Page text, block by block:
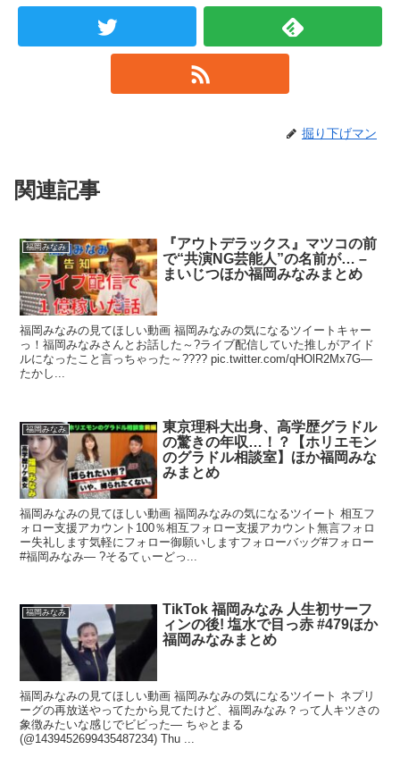
掘り下げマン
関連記事
福岡みなみ
『アウトデラックス』マツコの前
で“共演NG芸能人”の名前が… –
まいじつほか福岡みなみまとめ
福岡みなみの見てほしい動画 福岡みなみの気になるツイートキャー
っ！福岡みなみさんとお話した～?ライブ配信していた推しがアイド
ルになったこと言っちゃった～???? pic.twitter.com/qHOlR2Mx7G—
たかし...
福岡みなみ
東京理科大出身、高学歴グラドル
の驚きの年収…！？【ホリエモン
のグラドル相談室】ほか福岡みな
みまとめ
福岡みなみの見てほしい動画 福岡みなみの気になるツイート 相互フ
ォロー支援アカウント100％相互フォロー支援アカウント無言フォロ
ー失礼します気軽にフォロー御願いしますフォローバッグ#フォロー
#福岡みなみ— ?そるてぃーどっ...
福岡みなみ
TikTok 福岡みなみ 人生初サーフ
ィンの後! 塩水で目っ赤 #479ほか
福岡みなみまとめ
福岡みなみの見てほしい動画 福岡みなみの気になるツイート ネプリ
ーグの再放送やってたから見てたけど、福岡みなみ？って人キツさの
象徴みたいな感じでビビった— ちゃとまる
(@1439452699435487234) Thu ...